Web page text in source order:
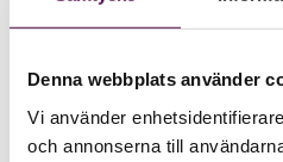
Denna webbplats använder
Vi använder
och annonserna till